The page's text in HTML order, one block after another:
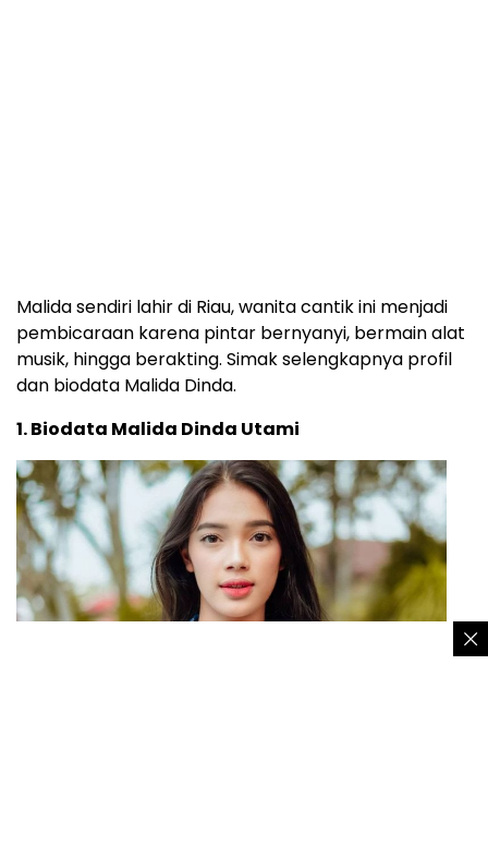
Malida sendiri lahir di Riau, wanita cantik ini menjadi
pembicaraan karena pintar bernyanyi, bermain alat
musik, hingga berakting. Simak selengkapnya profil
dan biodata Malida Dinda.
1. Biodata Malida Dinda Utami